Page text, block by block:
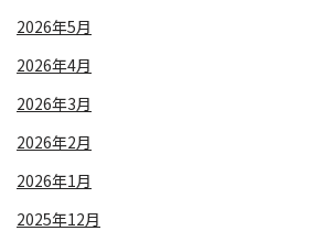
2026年5月
2026年4月
2026年3月
2026年2月
2026年1月
2025年12月